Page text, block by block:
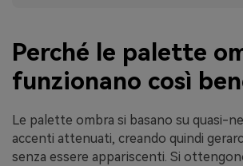
Perché le palette
funzionano così
Le palette ombra si basano su quasi-
accenti attenuati, creando quindi
senza essere appariscenti. Si